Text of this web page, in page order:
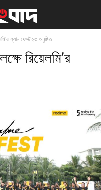
ফ্যান ফেস্ট’২৩ অনুষ্ঠিত
রিয়েলমি’র